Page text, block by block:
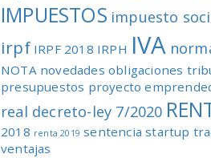
IMPUESTOS impuesto
irpf IRPF 2018 IRPH IVA
NOTA novedades obligaciones
presupuestos proyecto
real decreto-ley 7/2020
2018 renta 2019 sentencia startup
ventajas